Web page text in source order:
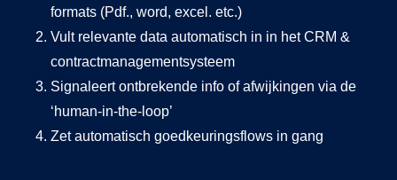
formats (Pdf., word, excel. etc.)
Vult relevante data automatisch in in het CRM &
contractmanagementsysteem
Signaleert ontbrekende info of afwijkingen via de
‘human-in-the-loop’
Zet automatisch goedkeuringsflows in gang